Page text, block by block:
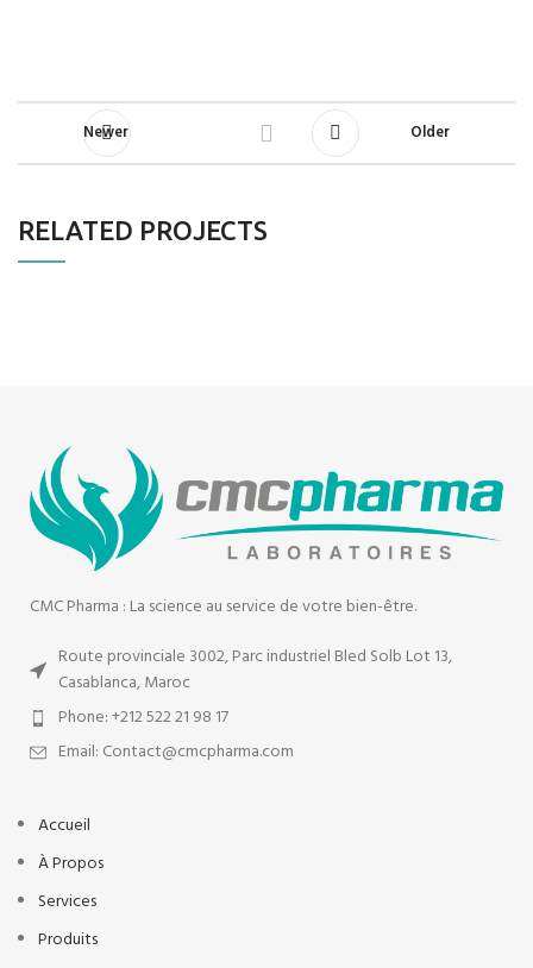
Newer Older
RELATED PROJECTS
CMC Pharma : La science au service de votre bien-être.
Route provinciale 3002, Parc industriel Bled Solb Lot 13,
Casablanca, Maroc
Phone: +212 522 21 98 17
Email: Contact@cmcpharma.com
Accueil
À Propos
Services
Produits